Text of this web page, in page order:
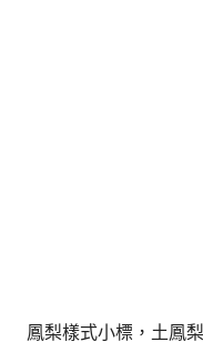
鳳梨樣式小標，土鳳